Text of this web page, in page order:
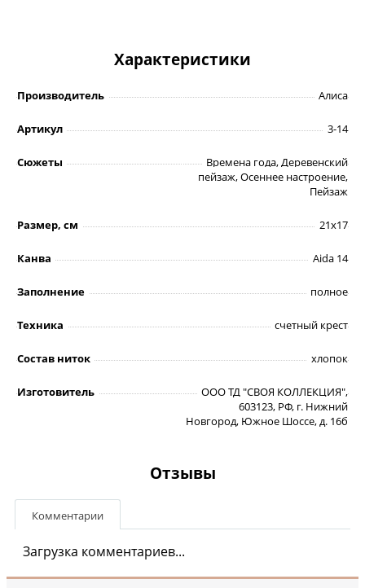
Характеристики
Производитель Алиса
Артикул 3-14
Сюжеты
Времена года, Деревенский
пейзаж, Осеннее настроение,
Пейзаж
Размер, см 21х17
Канва Aida 14
Заполнение полное
Техника счетный крест
Состав ниток хлопок
Изготовитель
ООО ТД "СВОЯ КОЛЛЕКЦИЯ",
603123, РФ, г. Нижний
Новгород, Южное Шоссе, д. 16б
Отзывы
Комментарии
Загрузка комментариев...